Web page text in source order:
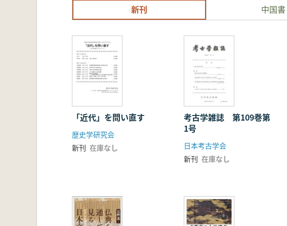
新刊 中国書
「近代」を問い直す
歴史学研究会
新刊 在庫なし
考古学雑誌 第109巻第
1号
日本考古学会
新刊 在庫なし